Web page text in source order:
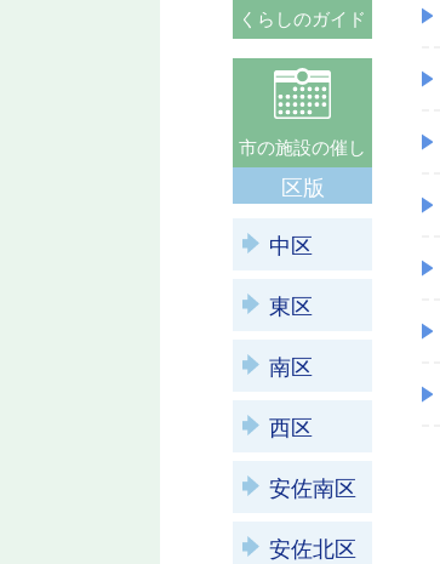
くらしのガイド
市の施設の催し
区版
中区
東区
南区
西区
安佐南区
安佐北区